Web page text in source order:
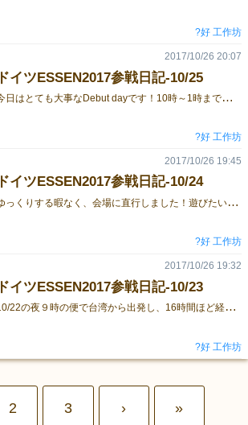
?好 工作坊
ドイツESSEN2017参戦日記-10/25
今
日はとても大事なDebut dayです！10時～1時までですが、皆さんはとても真剣です。 この日は事前にネットで申し込んだとは言え、時間通りに行くと、場所が全部取られて、プロモーションできなくなる可能性が高いというので、今日の朝はとても早い！ 現地の出版社さんはみんな注目を引こうと、仮装したり、ブースを自宅にいる雰囲気を出したりしています。一般日ではないので、人は少ないですが、出版社さんからミーティングのオファーもブッキングしたので、忙しい一日になりそうです＞”＜
2017/10/26 20:07
?好 工作坊
ドイツESSEN2017参戦日記-10/24
ゆ
っくりする暇なく、会場に直行しました！遊びたい気持ちはありますが、台湾から船便で会場行きの荷物を引き取りしたり、ブースの整理などの仕事を先に済ませねばと！ 現地のアルバイトは1時間€9～12が相場だそうですが、台湾の物価にしてみればとても高いです。また、今回はイベント期間中の住所を提供するなどコストはかかりますが、一緒に泊まった分、すぐに仲良くなりました！ファイト！
2017/10/26 19:45
?好 工作坊
ドイツESSEN2017参戦日記-10/23
1
0/22の夜９時の便で台湾から出発し、16時間ほど経てやっとドイツに着きました。ドイツの時間が23日の朝7：00です。時差でとても疲れたはずなんだけど、ドイツの空気に触れた途端元気になりました。今回、友人が見つけてくれたアパートがとてもきれいで、ドイツ人のアルバイトさん、男子4人にしてはとても広々とした空間でうれしかった。ドイツでは外食がとても高いけど、キッチンがあれば、毎日サンドイッチを作って会場に持っていくとすごく安上がりになるだそうです！＼(^_^)／やった！
2017/10/26 19:32
?好 工作坊
2 3 › »